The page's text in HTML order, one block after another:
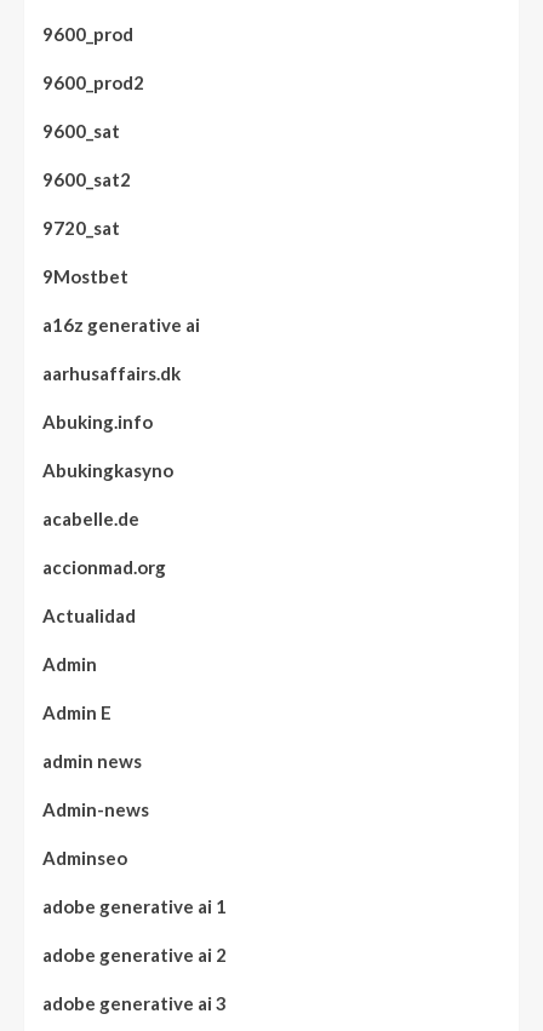
9600_prod
9600_prod2
9600_sat
9600_sat2
9720_sat
9Mostbet
a16z generative ai
aarhusaffairs.dk
Abuking.info
Abukingkasyno
acabelle.de
accionmad.org
Actualidad
Admin
Admin E
admin news
Admin-news
Adminseo
adobe generative ai 1
adobe generative ai 2
adobe generative ai 3